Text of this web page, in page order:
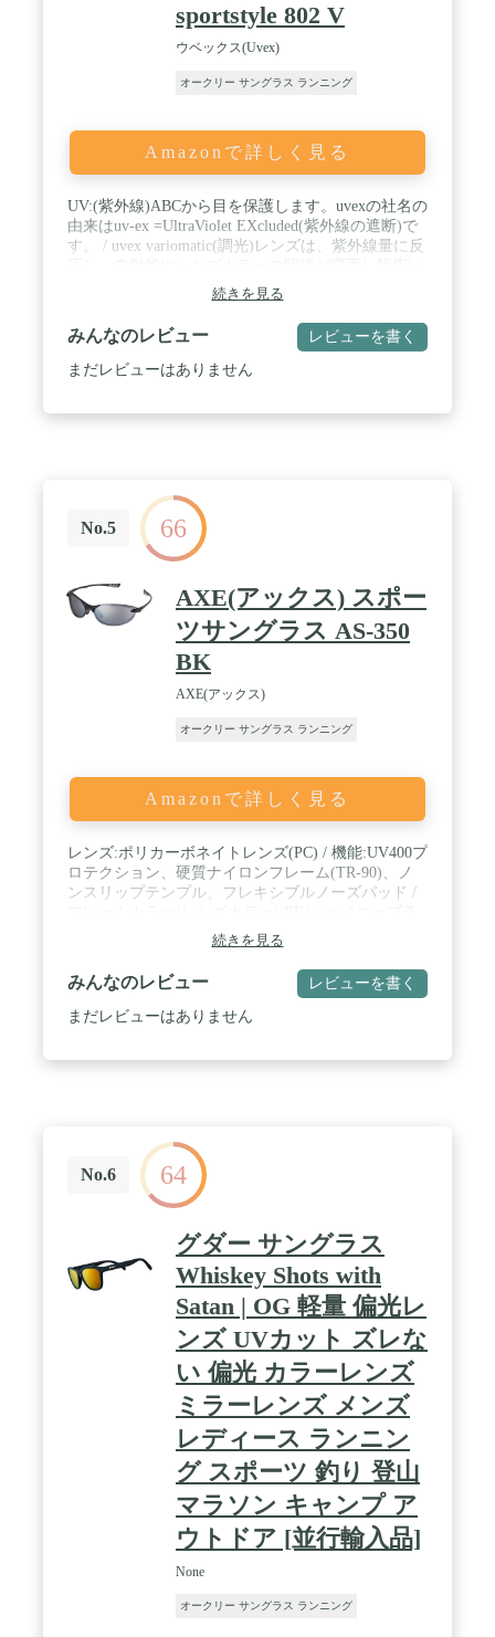
sportstyle 802 V
ウベックス(Uvex)
オークリー サングラス ランニング
Amazonで詳しく見る
UV:(紫外線)ABCから目を保護します。uvexの社名の
由来はuv-ex =UltraViolet EXcluded(紫外線の遮断)で
す。 / uvex variomatic(調光)レンズは、紫外線量に反
条件に対応します。 / レンズ内側にコーティングさ
れた独自のくもり止めコーティング「supravision」
により、視界を鮮明に保ちます。 / 調整可能なノー
ズパッドにより適正なポジションでの装着が可能で
す。 / 可視光線透過率 17%-77%
続きを見る
みんなのレビュー レビューを書く
まだレビューはありません
No.5 66
AXE(アックス) スポー
ツサングラス AS-350
BK
AXE(アックス)
オークリー サングラス ランニング
Amazonで詳しく見る
レンズ:ポリカーボネイトレンズ(PC) / 機能:UV400プ
ロテクション、硬質ナイロンフレーム(TR-90)、ノ
ンスリップテンプル、フレキシブルノーズパッド /
ック×グレー(スモークシルバー×ミラー)、PBK/シャ
イニーブラック×ピンク(ライトスモーク×シルバー
ミラー)、RE/メタリックレッド(ブラウン×シルバー
ミラー)、WT/クリスタルホワイト(ライトスモー
続きを見る
みんなのレビュー レビューを書く
まだレビューはありません
No.6 64
グダー サングラス
Whiskey Shots with
Satan | OG 軽量 偏光レ
ンズ UVカット ズレな
い 偏光 カラーレンズ
ミラーレンズ メンズ
レディース ランニン
グ スポーツ 釣り 登山
マラソン キャンプ ア
ウトドア [並行輸入品]
None
オークリー サングラス ランニング